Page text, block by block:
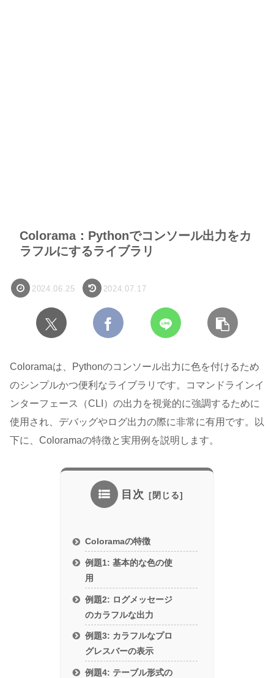
Colorama：Pythonでコンソール出力をカ
ラフルにするライブラリ
2024.06.25 2024.07.17
Coloramaは、Pythonのコンソール出力に色を付けるため
のシンプルかつ便利なライブラリです。コマンドラインイ
ンターフェース（CLI）の出力を視覚的に強調するために
使用され、デバッグやログ出力の際に非常に有用です。以
下に、Coloramaの特徴と実用例を説明します。
目次
Coloramaの特徴
例題1: 基本的な色の使
用
例題2: ログメッセージ
のカラフルな出力
例題3: カラフルなプロ
グレスバーの表示
例題4: テーブル形式の